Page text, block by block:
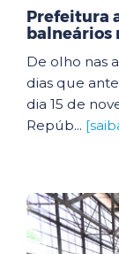
Prefeitura
balneários
De olho nas
dias que
dia 15 de
Repúb...